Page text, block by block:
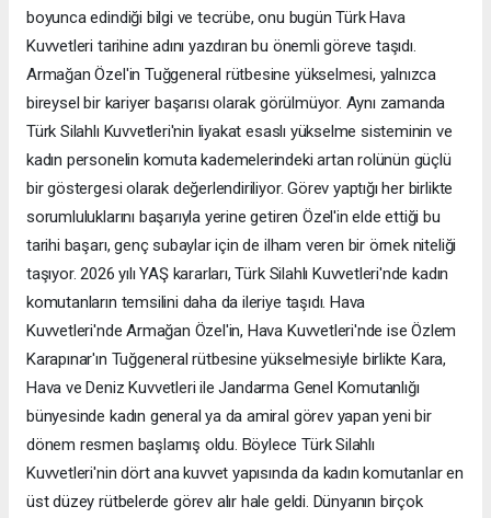
boyunca edindiği bilgi ve tecrübe, onu bugün Türk Hava
Kuvvetleri tarihine adını yazdıran bu önemli göreve taşıdı.
Armağan Özel'in Tuğgeneral rütbesine yükselmesi, yalnızca
bireysel bir kariyer başarısı olarak görülmüyor. Aynı zamanda
Türk Silahlı Kuvvetleri'nin liyakat esaslı yükselme sisteminin ve
kadın personelin komuta kademelerindeki artan rolünün güçlü
bir göstergesi olarak değerlendiriliyor. Görev yaptığı her birlikte
sorumluluklarını başarıyla yerine getiren Özel'in elde ettiği bu
tarihi başarı, genç subaylar için de ilham veren bir örnek niteliği
taşıyor. 2026 yılı YAŞ kararları, Türk Silahlı Kuvvetleri'nde kadın
komutanların temsilini daha da ileriye taşıdı. Hava
Kuvvetleri'nde Armağan Özel'in, Hava Kuvvetleri'nde ise Özlem
Karapınar'ın Tuğgeneral rütbesine yükselmesiyle birlikte Kara,
Hava ve Deniz Kuvvetleri ile Jandarma Genel Komutanlığı
bünyesinde kadın general ya da amiral görev yapan yeni bir
dönem resmen başlamış oldu. Böylece Türk Silahlı
Kuvvetleri'nin dört ana kuvvet yapısında da kadın komutanlar en
üst düzey rütbelerde görev alır hale geldi. Dünyanın birçok